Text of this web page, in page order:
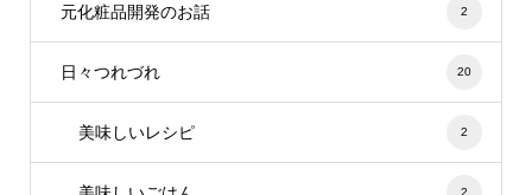
元化粧品開発のお話 2
日々つれづれ 20
美味しいレシピ 2
2